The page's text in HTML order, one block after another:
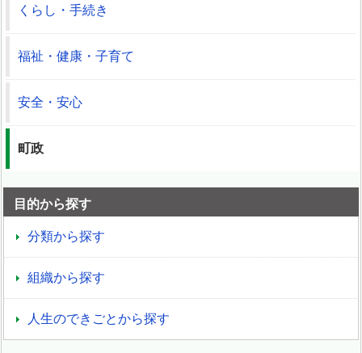
くらし・手続き
福祉・健康・子育て
安全・安心
町政
目的から探す
分類から探す
組織から探す
人生のできごとから探す